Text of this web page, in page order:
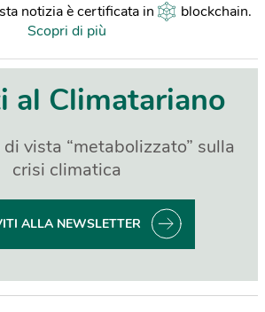
notizia è certificata in blockchain.
Scopri di più
al Climatariano
vista “metabolizzato” sulla
crisi climatica
ALLA NEWSLETTER